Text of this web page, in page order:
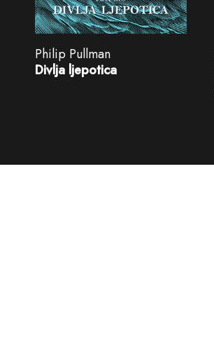
Philip Pullman
Divlja ljepotica